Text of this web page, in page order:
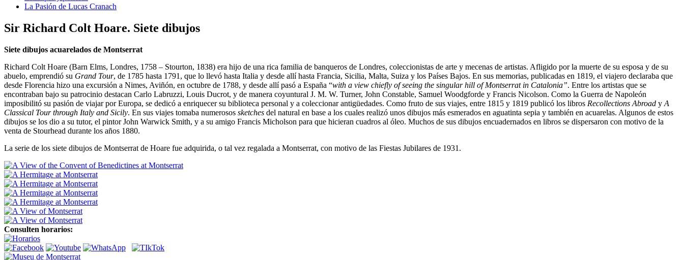
La Pasión de Lucas Cranach
Sir Richard Colt Hoare. Siete dibujos
Siete dibujos acuarelados de Montserrat
Richard Colt Hoare (Barn Elms, Londres, 1758 – Stourton, 1838) era hijo de una rica familia de banqueros de Londres, coleccionistas de arte y mecenas de artistas. Afligido por la muerte de su esposa y de su
abuelo, emprendió su Grand Tour, de 1785 hasta 1791, que lo llevó hasta Italia y desde allí hasta Francia, Sicilia, Malta, Suiza y los Países Bajos. En sus memorias, publicadas en 1819, el viajero declaraba que
desde Florencia hizo una excursión a Nimes, Aviñón, en octubre de 1788, y desde allí pasó a España “with a view chiefly of seeing the singular hill of Montserrat in Catalonia”. Entre los artistas que se
encontraban bajo su patrocinio destacan Carlo Labruzzi, Louis Ducrot, y de manera coyuntural J. M. W. Turner, John Constable, Samuel Woodgforde y Francis Nicolson. Como la Guerra de Napoleón
imposibilitó su pasión de viajar por Europa, se dedicó a enriquecer su biblioteca personal y a coleccionar antigüedades. Como fruto de sus viajes, entre 1815 y 1819 publicó los libros Recollections Abroad y A
Classical Tour through Italy and Sicily. En sus viajes tomaba numerosos sketches del natural en base a los cuales realizó unos dibujos más esmerados en aguatinta sepia y también en acuarelas. Algunos de estos
dibujos se los dio a su tutor, el pintor John Warwick Smith, y a su amigo Francis Micholson para que hicieran cuadros al óleo. Muchos de sus dibujos encuadernados en libros se dispersaron con motivo de la
venta de Stourhead durante los años 1880.
La serie de los siete dibujos de Montserrat de Hoare fue adquirida, o tal vez regalada a Montserrat, con motivo de las Fiestas Jubilares de 1931.
Consulten horarios: